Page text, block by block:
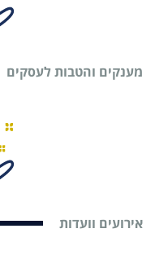
מענקים והטבות לעסקים
אירועים וועדות